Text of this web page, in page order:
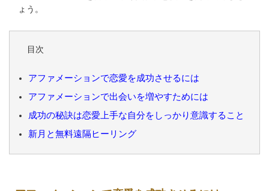
ょう。
目次
アファメーションで恋愛を成功させるには
アファメーションで出会いを増やすためには
成功の秘訣は恋愛上手な自分をしっかり意識すること
新月と無料遠隔ヒーリング